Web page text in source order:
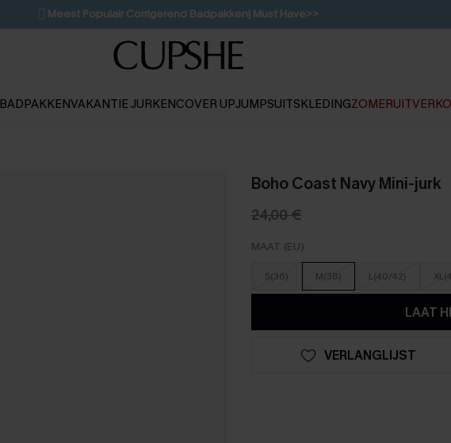
🩱 Meest Populair Corrigerend Badpakken| Must Have>>
💌Abonneer je & ontvang tot 15% korting>>
Koop 3, krijg 15% korting | CODE: SW15 1D:11H:59M:27S
BADPAKKENVAKANTIE JURKENCOVER UPJUMPSUITSKLEDING
Boho Coast Navy Mini-jurk
24,00 €
MAAT (EU)
S(36) M(38) L(40/42)
LAAT
VERLANGLIJST